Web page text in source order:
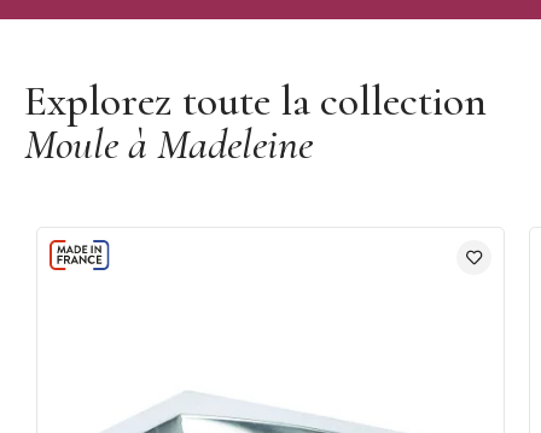
Explorez toute la collection
Moule à Madeleine